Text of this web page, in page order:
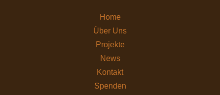
Home
Über Uns
Projekte
News
Kontakt
Spenden